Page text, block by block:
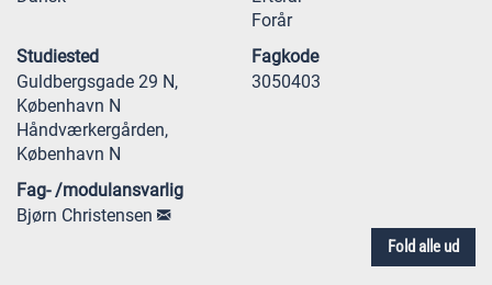
Forår
Studiested
Guldbergsgade 29 N,
København N
Håndværkergården,
København N
Fagkode
3050403
Fag- /modulansvarlig
Bjørn Christensen
Fold alle ud